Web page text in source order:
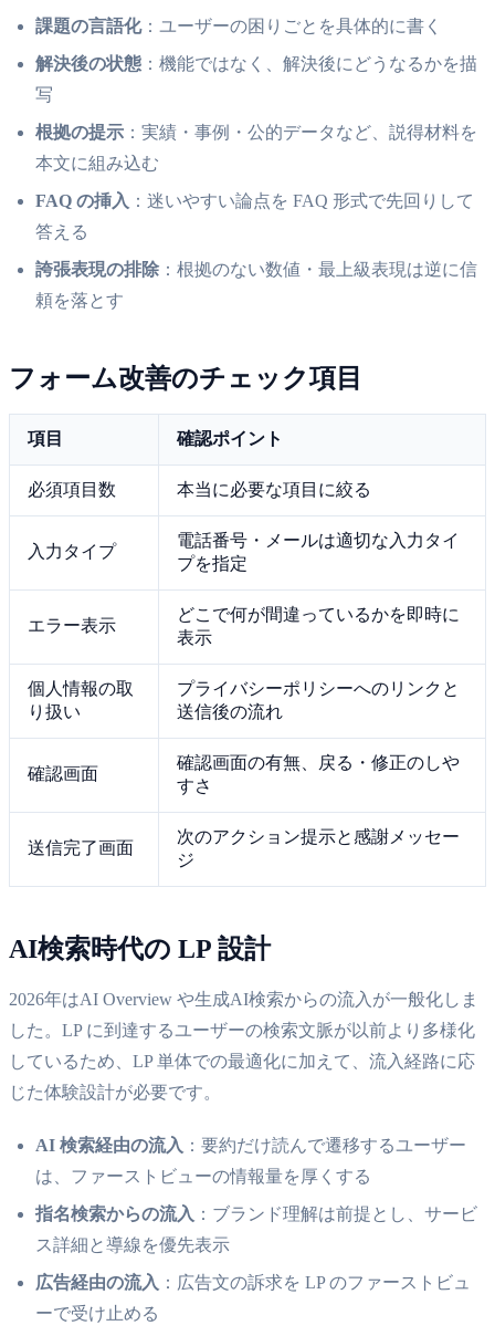
課題の言語化：ユーザーの困りごとを具体的に書く
解決後の状態 ：機能ではなく、解決後にどうなるかを描
写
根拠の提示 ：実績・事例・公的データなど、説得材料を
本文に組み込む
FAQ の挿入 ：迷いやすい論点を FAQ 形式で先回りして
答える
誇張表現の排除 ：根拠のない数値・最上級表現は逆に信
頼を落とす
フォーム改善のチェック項目
項目 確認ポイント
必須項目数 本当に必要な項目に絞る
入力タイプ
電話番号・メールは適切な入力タイ
プを指定
エラー表示
どこで何が間違っているかを即時に
表示
個人情報の取
り扱い
プライバシーポリシーへのリンクと
送信後の流れ
確認画面
確認画面の有無、戻る・修正のしや
すさ
送信完了画面
次のアクション提示と感謝メッセー
ジ
AI検索時代の LP 設計
2026年はAI Overview や生成AI検索からの流入が一般化しま
した。LP に到達するユーザーの検索文脈が以前より多様化
しているため、LP 単体での最適化に加えて、流入経路に応
じた体験設計が必要です。
AI 検索経由の流入 ：要約だけ読んで遷移するユーザー
は、ファーストビューの情報量を厚くする
指名検索からの流入 ：ブランド理解は前提とし、サービ
ス詳細と導線を優先表示
広告経由の流入 ：広告文の訴求を LP のファーストビュ
ーで受け止める